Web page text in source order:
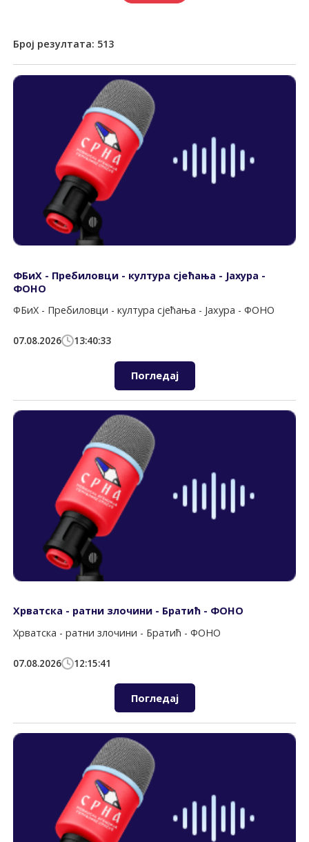
Број резултата: 513
ФБиХ - Пребиловци - култура сјећања - Јахура -
ФОНО
ФБиХ - Пребиловци - култура сјећања - Јахура - ФОНО
07.08.2026 13:40:33
Погледај
Хрватска - ратни злочини - Братић - ФОНО
Хрватска - ратни злочини - Братић - ФОНО
07.08.2026 12:15:41
Погледај